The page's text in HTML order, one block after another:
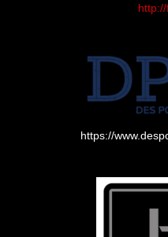
https://